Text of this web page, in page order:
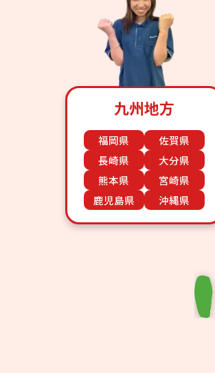
九州地方
福岡県
佐賀県
長崎県
大分県
熊本県
宮崎県
鹿児島県
沖縄県